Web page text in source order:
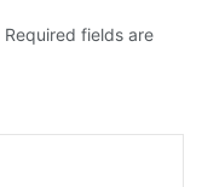
Required fields are